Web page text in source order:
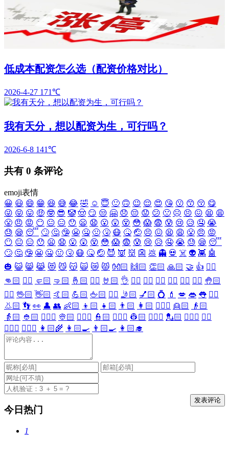
低成本配资怎么选（配资价格对比）
2026-4-27 171℃
我有天分，想以配资为生，可行吗？
2026-6-8 141℃
共有 0 条评论
emoji表情
😀 😃 😄 😁 😆 😅 😂 🤣 ☺️ 😇 🙂 🙃 😉 😌 😍 😘 😗 😙 😚 😋
😜 😝 😛 🤑 🤓 😎 🤡 🤠 😏 😒 🤗 😞 😔 😟 😕 🙁 ☹️ 😣 😖 😫 😩
😤 😠 😡 😶 😐 😑 😯 😦 😧 😮 😲 😵 😳 😱 😨 😰 😢 😥 🤤 😭
😓 😪 😴 🙄 🤔 🤥 😬 🤐 🤢 🤧 😷 🤒 🤕 😣 😖 😫 😩 😤 😠 😡
😶 😐 😑 😯 😦 😧 😮 😲 😵 😳 😱 😨 😰 😢 😥 🤤 😭 😓 😪 😴
🙄 🤔 🤥 😬 🤐 🤢 🤧 😷 🤒 🤕 😈 👿 👹 👺 💩 👻 💀 ☠️ 👽 👾 🤖
🎃 😺 😸 😹 😻 😼 😽 🙀 😿 😾 👐🏻 🙌🏻 👏🏻 🙏🏻 🤝 👍 👎🏻
👊🏻 ✊🏻 🤛🏻 🤜🏻 🤞🏻 ✌🏻 🤘🏻 👌 👈🏻 👉🏻 👆🏻 👇🏻 ☝🏻 ✋🏻 🤚🏻
🖐🏻 🖖🏻 👋🏻 🤙🏻 💪🏻 🖕🏻 ✍🏻 🤳🏻 💅🏻 💍 💄 💋 👄 👅 👂🏻
👃🏻 👣 👀 👤 👥 👶🏻 👦🏻 👧🏻 👨🏻 👩🏻 👱🏻‍♀️ 👱🏻
👴🏻
👵🏻 👲🏻 👳🏻‍♀️ 👳🏻 👮🏻‍♀️ 👮🏻 👷🏻‍♀️ 👷🏻 💂🏻‍♀️ 💂🏻 🕵🏻‍♀️ 🕵🏻
👩🏻‍⚕️ 👨🏻‍⚕️ 👩🏻‍🌾 👩🏻‍🍳 👨🏻‍🍳 👩🏻‍🎓
今日热门
1